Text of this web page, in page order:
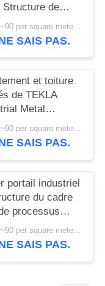
Structure de
USD45~90 per square meter MOQ:1000 mètres carrés
SAIS PAS.
et toiture
de TEKLA
Metal
Building
USD45~90 per square meter MOQ:1000 mètres carrés
SAIS PAS.
portail industriel
du cadre
processus
la norme deUSD45~90 per square meter MOQ:1000 mètres carrés
SAIS PAS.